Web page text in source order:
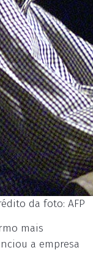
da foto: AFP
mais
a empresa